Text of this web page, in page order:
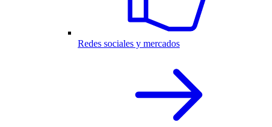
Redes sociales y mercados